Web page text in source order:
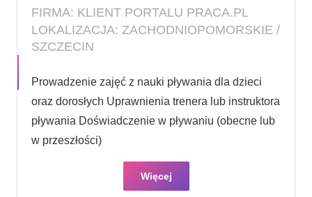
FIRMA: KLIENT PORTALU PRACA.PL
LOKALIZACJA: ZACHODNIOPOMORSKIE /
SZCZECIN
Prowadzenie zajęć z nauki pływania dla dzieci
oraz dorosłych Uprawnienia trenera lub instruktora
pływania Doświadczenie w pływaniu (obecne lub
w przeszłości)
Więcej